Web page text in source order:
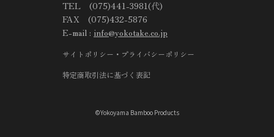
TEL (075)441-3981(代)
FAX (075)432-5876
E-mail : info@yokotake.co.jp
サイトポリシー・プライバシーポリシー
特定商取引法に基づく表記
©Yokoyama Bamboo Products